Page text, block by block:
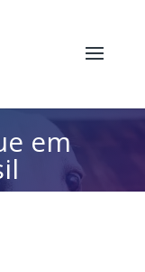
de vinhos
para